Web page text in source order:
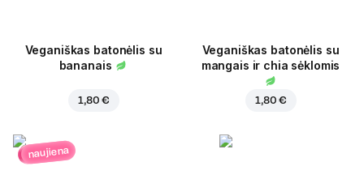
Veganiškas batonėlis su
bananais
1,80 €
Veganiškas batonėlis su
mangais ir chia sėklomis
1,80 €
naujiena